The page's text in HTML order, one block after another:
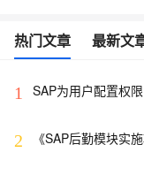
热门文章 最新文
1 SAP为用户配置权
2
《SAP后勤模块实